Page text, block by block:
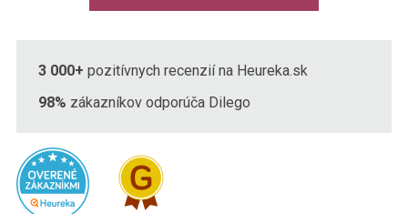
3 000+ pozitívnych recenzií na Heureka.sk
98% zákazníkov odporúča Dilego